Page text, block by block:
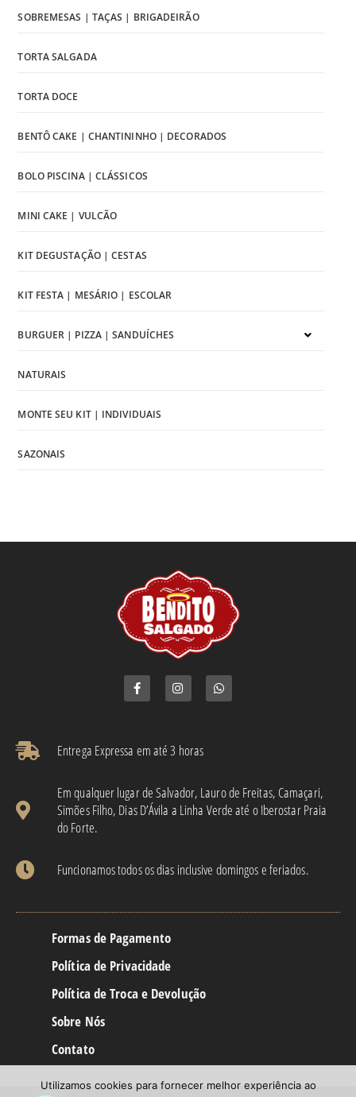
SOBREMESAS | TAÇAS | BRIGADEIRÃO
TORTA SALGADA
TORTA DOCE
BENTÔ CAKE | CHANTININHO | DECORADOS
BOLO PISCINA | CLÁSSICOS
MINI CAKE | VULCÃO
KIT DEGUSTAÇÃO | CESTAS
KIT FESTA | MESÁRIO | ESCOLAR
BURGUER | PIZZA | SANDUÍCHES
NATURAIS
MONTE SEU KIT | INDIVIDUAIS
SAZONAIS
Entrega Expressa em até 3 horas​
Em qualquer lugar de Salvador, Lauro de Freitas, Camaçari,
Simões Filho, Dias D’Ávila a Linha Verde até o Iberostar Praia
do Forte.
Funcionamos todos os dias inclusive domingos e feriados.
Formas de Pagamento
Política de Privacidade
Política de Troca e Devolução
Sobre Nós
Contato
Utilizamos cookies para fornecer melhor experiência ao